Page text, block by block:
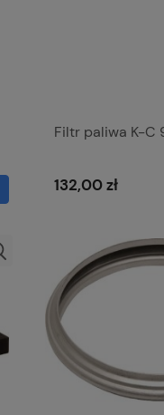
Filtr paliwa K-C
132,00 zł